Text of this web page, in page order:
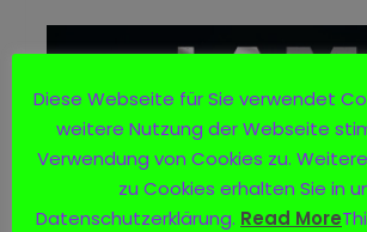
Diese Webseite für Sie verwendet
weitere Nutzung der Webseite
Verwendung von Cookies zu.
zu Cookies erhalten Sie in
Datenschutzerklärung. Read More